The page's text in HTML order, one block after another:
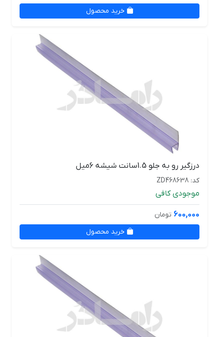
خرید محصول
درزگیر رو به جلو 1.5سانت شیشه 6میل
کد: ZD468638
موجودی کافی
600,000 تومان
خرید محصول